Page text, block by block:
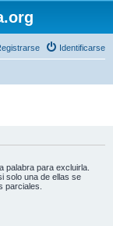
Identificarse
palabra para excluirla.
solo una de ellas se
parciales.